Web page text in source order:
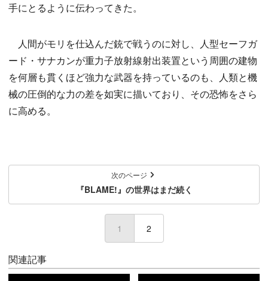
手にとるように伝わってきた。
人間がモリを仕込んだ銃で戦うのに対し、人型セーフガ
ード・サナカンが重力子放射線射出装置という周囲の建物
を何層も貫くほど強力な武器を持っているのも、人類と機
械の圧倒的な力の差を如実に描いており、その恐怖をさら
に高める。
次のページ
『BLAME!』の世界はまだ続く
1 (current)
2
関連記事